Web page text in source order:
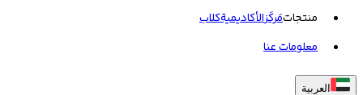
منتجاتمَركَزالأكاديميةکلاب
معلومات عنا
العربية